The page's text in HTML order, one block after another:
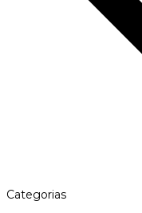
Categorias